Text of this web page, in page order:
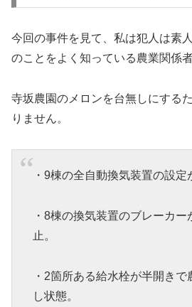
今回の事件を見て、私は犯人は素
のことをよく知っている農業関係
寺坂農園のメロンを台無しにする
りません。
・9棟の全自動換気装置の設定
・8棟の換気装置のブレーカ
止。
・2箇所ある給水栓が半開き
し状態。